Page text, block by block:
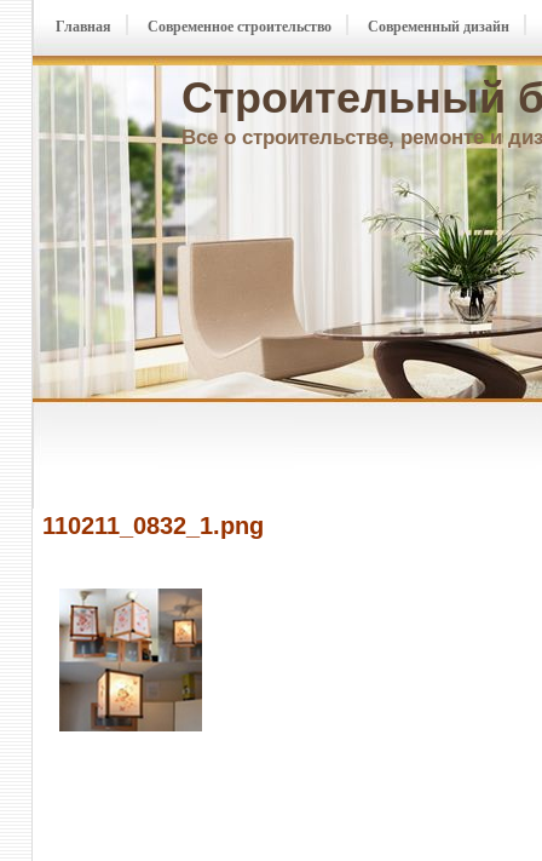
Строительный
Все о строительстве, ремонте и
Главная Современное строительство Современный дизайн
110211_0832_1.png